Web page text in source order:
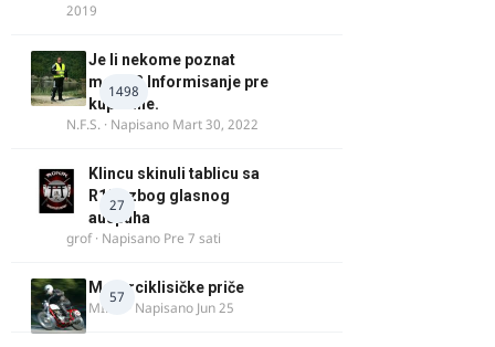
2019
1498
Je li nekome poznat
motor? Informisanje pre
kupovine.
N.F.S. · Napisano Mart 30, 2022
27
Klincu skinuli tablicu sa
R125 zbog glasnog
auspuha
grof· Napisano Pre 7 sati
57
Motorciklisičke priče
MIHO · Napisano Jun 25